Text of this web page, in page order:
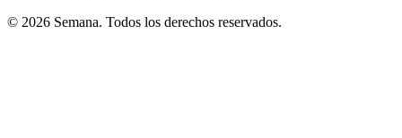
© 2026 Semana. Todos los derechos reservados.